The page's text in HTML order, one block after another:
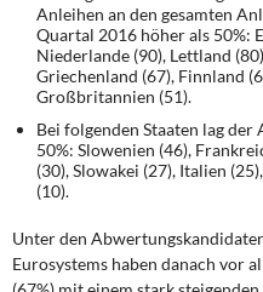
Anleihen an den gesamten
Quartal 2016 höher als 50%:
Niederlande (90), Lettland
Griechenland (67), Finnland
Großbritannien (51).
Bei folgenden Staaten lag
50%: Slowenien (46),
(30), Slowakei (27), Italien
(10).
Unter den
Eurosystems haben danach vor